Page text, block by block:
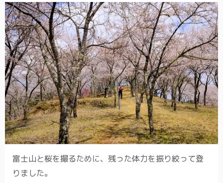
富士山と桜を撮るために、残った体力を振り絞って登
りました。